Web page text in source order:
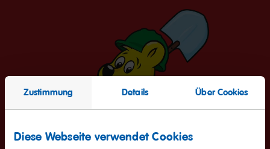
Zustimmung Details Über Cookies
Diese Webseite verwendet Cookies